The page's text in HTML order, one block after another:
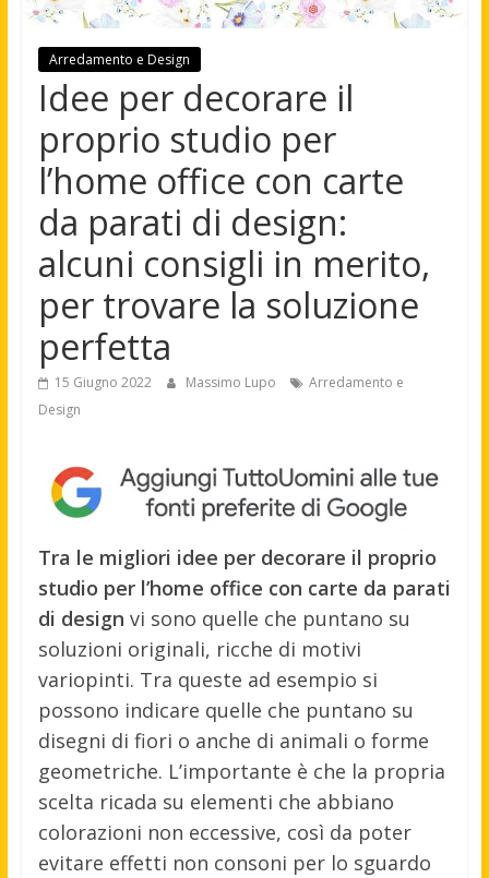
Arredamento e Design
Idee per decorare il
proprio studio per
l’home office con carte
da parati di design:
alcuni consigli in merito,
per trovare la soluzione
perfetta
15 Giugno 2022 Massimo Lupo
Arredamento e
Design
Tra le migliori idee per decorare il proprio
studio per l’home office con carte da parati
di design vi sono quelle che puntano su
soluzioni originali, ricche di motivi
variopinti. Tra queste ad esempio si
possono indicare quelle che puntano su
disegni di fiori o anche di animali o forme
geometriche. L’importante è che la propria
scelta ricada su elementi che abbiano
colorazioni non eccessive, così da poter
evitare effetti non consoni per lo sguardo